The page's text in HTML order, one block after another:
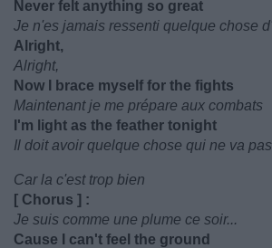
Never felt anything so great
Je n'es jamais ressenti quelque chose
Alright,
Alright,
Now I brace myself for the fights
Maintenant je me prépare aux combats
I'm light as the feather tonight
Il doit avoir quelque chose qui ne va pas
Car la c'est trop bien
[ Chorus ] :
Je suis comme une plume ce soir...
Cause I can't feel the ground